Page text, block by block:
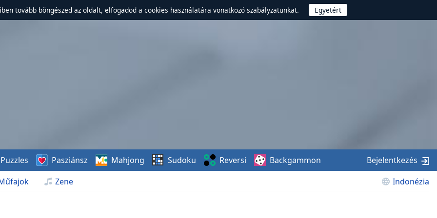
tovább böngészed az oldalt, elfogadod a cookies használatára vonatkozó szabályzatunkat.
Zene Indonézia
Puzzles Pasziánsz Mahjong Sudoku Reversi Backgammon Bejelentkezés